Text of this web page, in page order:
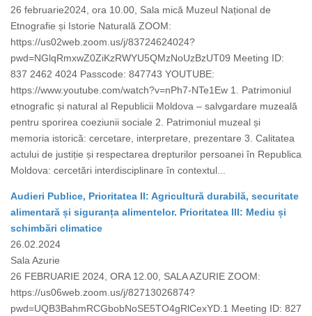
26 februarie2024, ora 10.00, Sala mică Muzeul Național de
Etnografie și Istorie Naturală ZOOM:
https://us02web.zoom.us/j/83724624024?
pwd=NGlqRmxwZ0ZiKzRWYU5QMzNoUzBzUT09 Meeting ID:
837 2462 4024 Passcode: 847743 YOUTUBE:
https://www.youtube.com/watch?v=nPh7-NTe1Ew 1. Patrimoniul
etnografic și natural al Republicii Moldova – salvgardare muzeală
pentru sporirea coeziunii sociale 2. Patrimoniul muzeal și
memoria istorică: cercetare, interpretare, prezentare 3. Calitatea
actului de justiție și respectarea drepturilor persoanei în Republica
Moldova: cercetări interdisciplinare în contextul...
Audieri Publice, Prioritatea II: Agricultură durabilă, securitate
alimentară și siguranța alimentelor. Prioritatea III: Mediu și
schimbări climatice
26.02.2024
Sala Azurie
26 FEBRUARIE 2024, ORA 12.00, SALA AZURIE ZOOM:
https://us06web.zoom.us/j/82713026874?
pwd=UQB3BahmRCGbobNoSE5TO4gRlCexYD.1 Meeting ID: 827